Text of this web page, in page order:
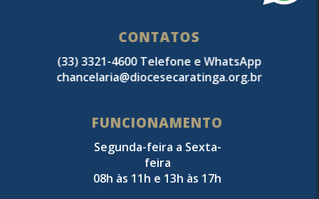
CONTATOS
(33) 3321-4600 Telefone e WhatsApp
chancelaria@diocesecaratinga.org.br
FUNCIONAMENTO
Segunda-feira a Sexta-
feira
08h às 11h e 13h às 17h